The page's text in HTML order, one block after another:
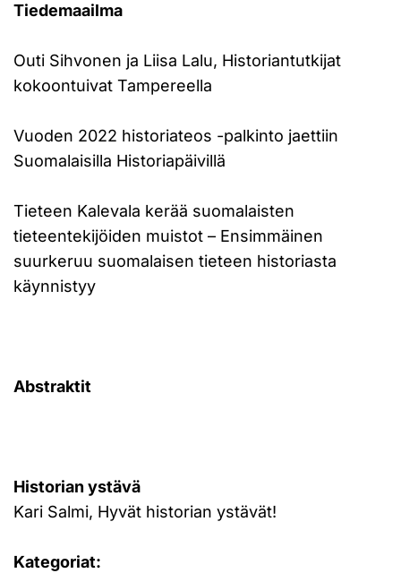
Tiedemaailma
Outi Sihvonen ja Liisa Lalu, Historiantutkijat
kokoontuivat Tampereella
Vuoden 2022 historiateos -palkinto jaettiin
Suomalaisilla Historiapäivillä
Tieteen Kalevala kerää suomalaisten
tieteentekijöiden muistot – Ensimmäinen
suurkeruu suomalaisen tieteen historiasta
käynnistyy
Abstraktit
Historian ystävä
Kari Salmi, Hyvät historian ystävät!
Kategoriat: